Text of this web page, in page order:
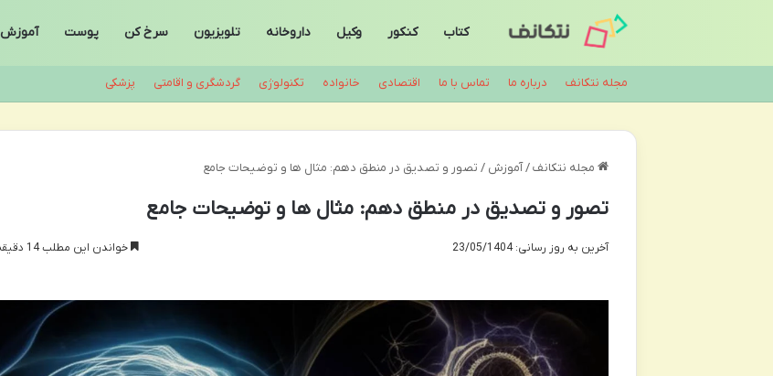
کتاب کنکور وکیل داروخانه تلویزیون سرخ کن پوست آموزش
مجله نتکانف درباره ما تماس با ما اقتصادی خانواده تکنولوژی گردشگری و اقامتی پزشکی
مجله نتکانف / آموزش / تصور و تصدیق در منطق دهم: مثال ها و توضیحات جامع
تصور و تصدیق در منطق دهم: مثال ها و توضیحات جامع
آخرین به روز رسانی: 23/05/1404 خواندن این مطلب 14 دقیقه زمان میبرد